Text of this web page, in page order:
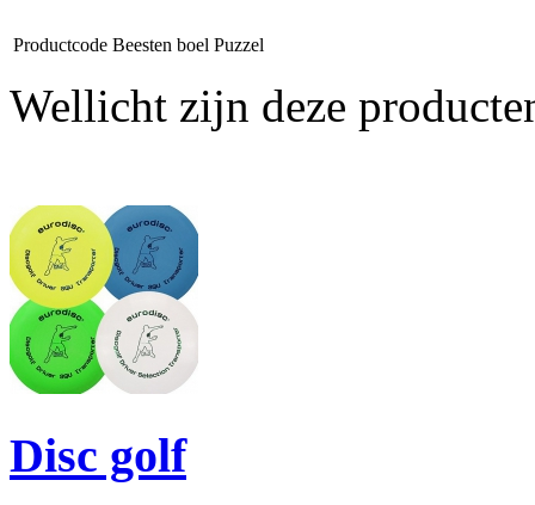
Productcode Beesten boel Puzzel
Wellicht zijn deze
Disc golf